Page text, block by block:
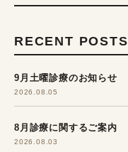
RECENT POSTS
9月土曜診療のお知らせ
2026.08.05
8月診療に関するご案内
2026.08.03